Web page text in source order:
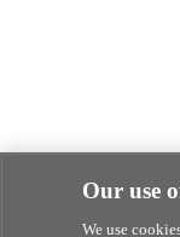
Our use
We use